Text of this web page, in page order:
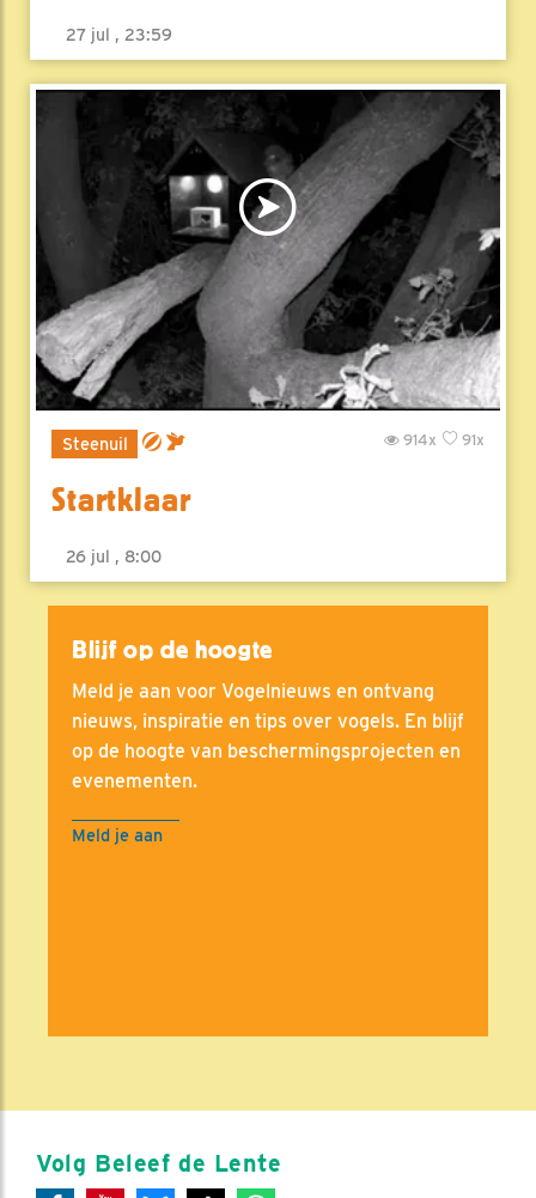
27 jul , 23:59
Steenuil 91x
914x
Startklaar
26 jul , 8:00
Blijf op de hoogte
Meld je aan voor Vogelnieuws en ontvang
nieuws, inspiratie en tips over vogels. En blijf
op de hoogte van beschermingsprojecten en
evenementen.
Meld je aan
Volg Beleef de Lente